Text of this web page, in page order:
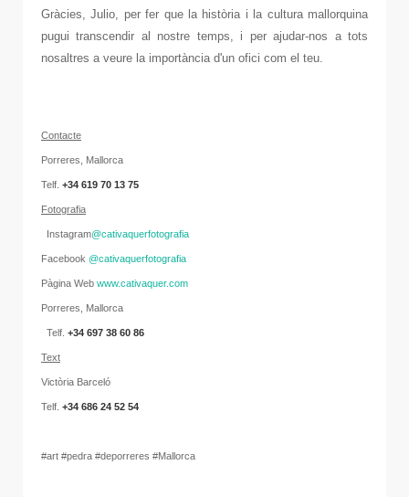
Gràcies, Julio, per fer que la història i la cultura mallorquina
pugui transcendir al nostre temps, i per ajudar-nos a tots
nosaltres a veure la importància d'un ofici com el teu.
Contacte
Porreres, Mallorca
Telf. +34 619 70 13 75
Fotografia
Instagram@cativaquerfotografia
Facebook @cativaquerfotografia
Pàgina Web www.cativaquer.com
Porreres, Mallorca
Telf. +34 697 38 60 86
Text
Victòria Barceló
Telf. +34 686 24 52 54
#art #pedra #deporreres #Mallorca